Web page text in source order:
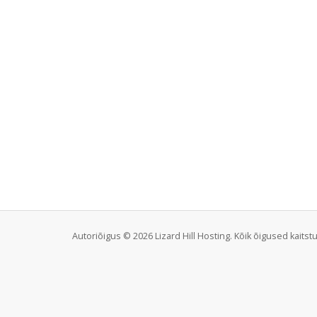
Autoriõigus © 2026 Lizard Hill Hosting. Kõik õigused